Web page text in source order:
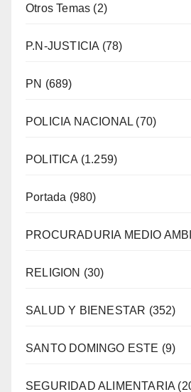
Otros Temas (2)
P.N-JUSTICIA (78)
PN (689)
POLICIA NACIONAL (70)
POLITICA (1.259)
Portada (980)
PROCURADURIA MEDIO
RELIGION (30)
SALUD Y BIENESTAR (352)
SANTO DOMINGO ESTE (9)
SEGURIDAD ALIMENTARIA